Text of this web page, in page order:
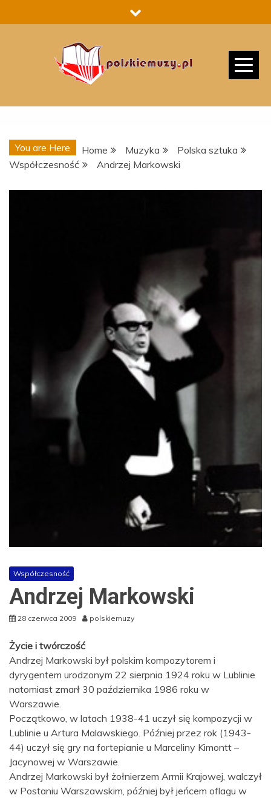
to
You are Here Home Muzyka
Polska sztuka
Współczesność
Andrzej Markowski
Współczesność
Andrzej Markowski
28 czerwca 2009 polskiemuzy
Życie i twórczość
Andrzej Markowski był polskim kompozytorem i
dyrygentem urodzonym 22 sierpnia 1924 roku w Lublinie
natomiast zmarł 30 października 1986 roku w
Warszawie.
Początkowo, w latach 1938-41 uczył się kompozycji w
Lublinie u Artura Malawskiego. Później przez rok (1943-
44) uczył się gry na fortepianie u Marceliny Kimontt –
Jacynowej w Warszawie.
Andrzej Markowski był żołnierzem Armii Krajowej, walczył
w Postaniu Warszawskim, później był jeńcem oflagu w